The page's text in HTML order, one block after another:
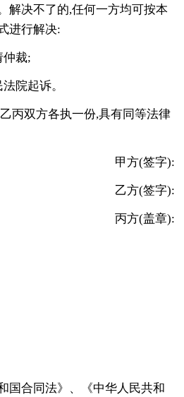
解决不了的,任何一方均可按本
进行解决:
仲裁;
院起诉。
丙双方各执一份,具有同等法律
甲方(签字):
乙方(签字):
丙方(盖章):
国合同法》、《中华人民共和